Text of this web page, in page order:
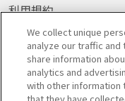
利用規約
個人情報の取り扱い
会員優待サービスの
We collect unique
analyze our traffic
share information
analytics and
with other information